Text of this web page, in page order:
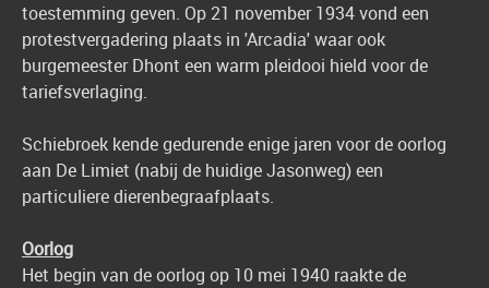
toestemming geven. Op 21 november 1934 vond een
protestvergadering plaats in 'Arcadia' waar ook
burgemeester Dhont een warm pleidooi hield voor de
tariefsverlaging.
Schiebroek kende gedurende enige jaren voor de oorlog
aan De Limiet (nabij de huidige Jasonweg) een
particuliere dierenbegraafplaats.
Oorlog
Het begin van de oorlog op 10 mei 1940 raakte de